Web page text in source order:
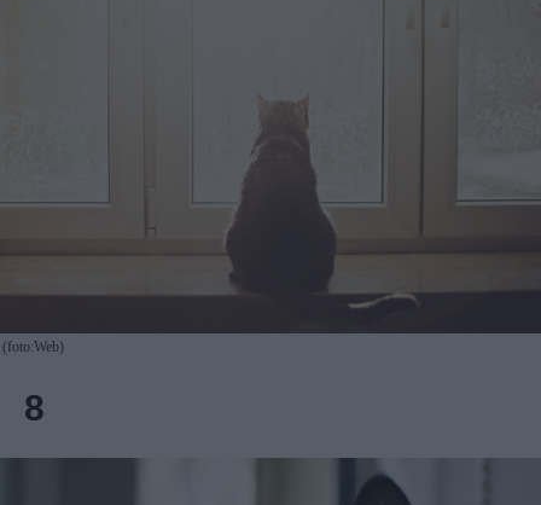
(foto:Web)
8